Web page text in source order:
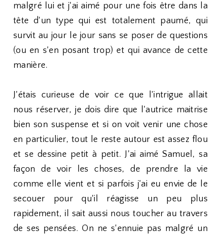
malgré lui et j'ai aimé pour une fois être dans la
tête d'un type qui est totalement paumé, qui
survit au jour le jour sans se poser de questions
(ou en s'en posant trop) et qui avance de cette
manière.
J'étais curieuse de voir ce que l'intrigue allait
nous réserver, je dois dire que l'autrice maitrise
bien son suspense et si on voit venir une chose
en particulier, tout le reste autour est assez flou
et se dessine petit à petit. J'ai aimé Samuel, sa
façon de voir les choses, de prendre la vie
comme elle vient et si parfois j'ai eu envie de le
secouer pour qu'il réagisse un peu plus
rapidement, il sait aussi nous toucher au travers
de ses pensées. On ne s'ennuie pas malgré un